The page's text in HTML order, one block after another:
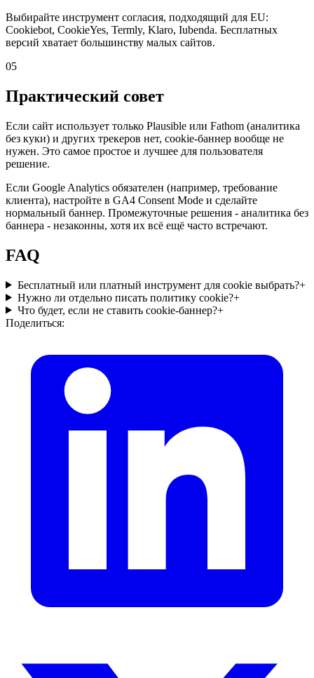
Выбирайте инструмент согласия, подходящий для EU:
Cookiebot, CookieYes, Termly, Klaro, Iubenda. Бесплатных
версий хватает большинству малых сайтов.
05
Практический совет
Если сайт использует только Plausible или Fathom (аналитика
без куки) и других трекеров нет, cookie-баннер вообще не
нужен. Это самое простое и лучшее для пользователя
решение.
Если Google Analytics обязателен (например, требование
клиента), настройте в GA4 Consent Mode и сделайте
нормальный баннер. Промежуточные решения - аналитика без
баннера - незаконны, хотя их всё ещё часто встречают.
FAQ
Бесплатный или платный инструмент для cookie выбрать?+
Нужно ли отдельно писать политику cookie?+
Что будет, если не ставить cookie-баннер?+
Поделиться: